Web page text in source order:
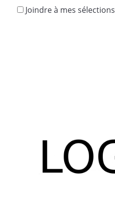
Joindre à mes sélections